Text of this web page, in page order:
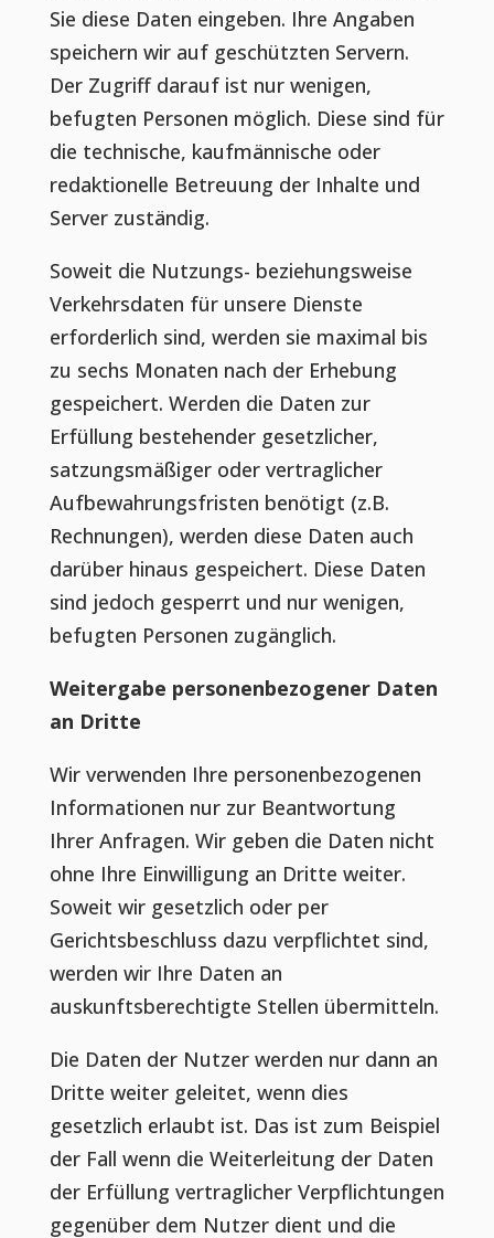
Sie diese Daten eingeben. Ihre Angaben
speichern wir auf geschützten Servern.
Der Zugriff darauf ist nur wenigen,
befugten Personen möglich. Diese sind für
die technische, kaufmännische oder
redaktionelle Betreuung der Inhalte und
Server zuständig.
Soweit die Nutzungs- beziehungsweise
Verkehrsdaten für unsere Dienste
erforderlich sind, werden sie maximal bis
zu sechs Monaten nach der Erhebung
gespeichert. Werden die Daten zur
Erfüllung bestehender gesetzlicher,
satzungsmäßiger oder vertraglicher
Aufbewahrungsfristen benötigt (z.B.
Rechnungen), werden diese Daten auch
darüber hinaus gespeichert. Diese Daten
sind jedoch gesperrt und nur wenigen,
befugten Personen zugänglich.
Weitergabe personenbezogener Daten
an Dritte
Wir verwenden Ihre personenbezogenen
Informationen nur zur Beantwortung
Ihrer Anfragen. Wir geben die Daten nicht
ohne Ihre Einwilligung an Dritte weiter.
Soweit wir gesetzlich oder per
Gerichtsbeschluss dazu verpflichtet sind,
werden wir Ihre Daten an
auskunftsberechtigte Stellen übermitteln.
Die Daten der Nutzer werden nur dann an
Dritte weiter geleitet, wenn dies
gesetzlich erlaubt ist. Das ist zum Beispiel
der Fall wenn die Weiterleitung der Daten
der Erfüllung vertraglicher Verpflichtungen
gegenüber dem Nutzer dient und die